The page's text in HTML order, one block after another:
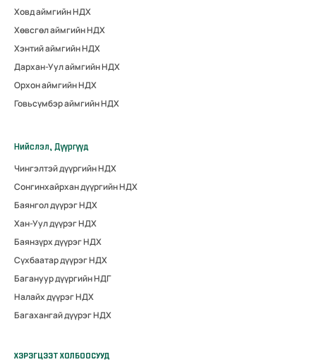
Ховд аймгийн НДХ
Хөвсгөл аймгийн НДХ
Хэнтий аймгийн НДХ
Дархан-Уул аймгийн НДХ
Орхон аймгийн НДХ
Говьсүмбэр аймгийн НДХ
Нийслэл, Дүүргүүд
Чингэлтэй дүүргийн НДХ
Сонгинхайрхан дүүргийн НДХ
Баянгол дүүрэг НДХ
Хан-Уул дүүрэг НДХ
Баянзүрх дүүрэг НДХ
Сүхбаатар дүүрэг НДХ
Багануур дүүргийн НДГ
Налайх дүүрэг НДХ
Багахангай дүүрэг НДХ
ХЭРЭГЦЭЭТ ХОЛБООСУУД